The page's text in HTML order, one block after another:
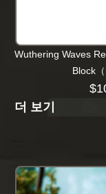
Wuthering Waves
Block（
$
더 보기